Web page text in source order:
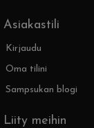
Asiakastili
Kirjaudu
Oma tilini
Sampsukan blogi
Liity meihin